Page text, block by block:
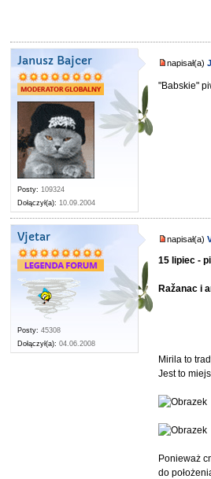
Janusz Bajcer
Posty: 109324
Dołączył(a): 10.09.2004
napisał(a)
"Babskie"
Vjetar
Posty: 45308
Dołączył(a): 04.06.2008
napisał(a)
15 lipiec -
Ražanac i
Mirila to
Jest to
Ponieważ
do